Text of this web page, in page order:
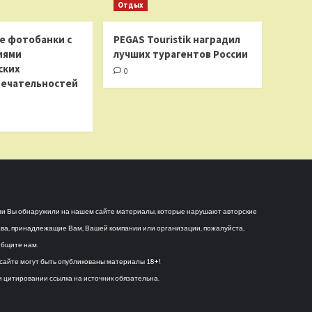
фотобанки с
Отдых
PEGAS Touristik наградил
лучших турагентов России
0
Вы обнаружили на нашем сайте материалы, которые нарушают авторские
принадлежащие Вам, Вашей компании или организации, пожалуйста,
нам.
могут быть опубликованы материалы 18+!
цитировании ссылка на источник обязательна.